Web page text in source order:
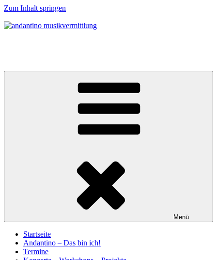
Zum Inhalt springen
Menü
Startseite
Andantino – Das bin ich!
Termine